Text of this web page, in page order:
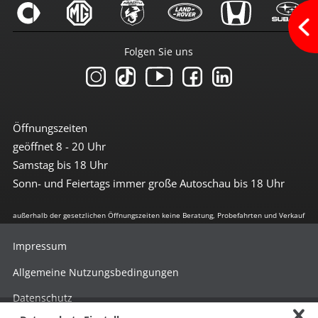
Lichtsensor
Müdigkeitserkennung
Reifendruckkontrolle
Wegfahrsperre
7-Gang Getriebe
Automatikgetriebe
DSG-Getriebe
Umwelt
geregelter Katalysator
Start-Stop Automatik
Extras
Alufelgen
Öffnungszeiten
geöffnet 8 - 20 Uhr
Samstag bis 18 Uhr
Sonn- und Feiertags immer große Autoschau bis 18 Uhr
Folgen Sie uns
außerhalb der gesetzlichen Öffnungszeiten keine Beratung, Probefahrten und Verkauf
Impressum
Allgemeine Nutzungsbedingungen
Datenschutz